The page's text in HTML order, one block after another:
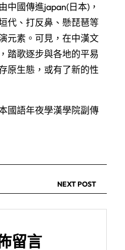
中國傳進japan(日本)，
代、打反鼻、懸琵琶等
元素。可見，在中漢文
踏歌逐步與各地的平易
原生態，或有了新的性
國語年夜學漢學院副傳
NEXT POST
留言